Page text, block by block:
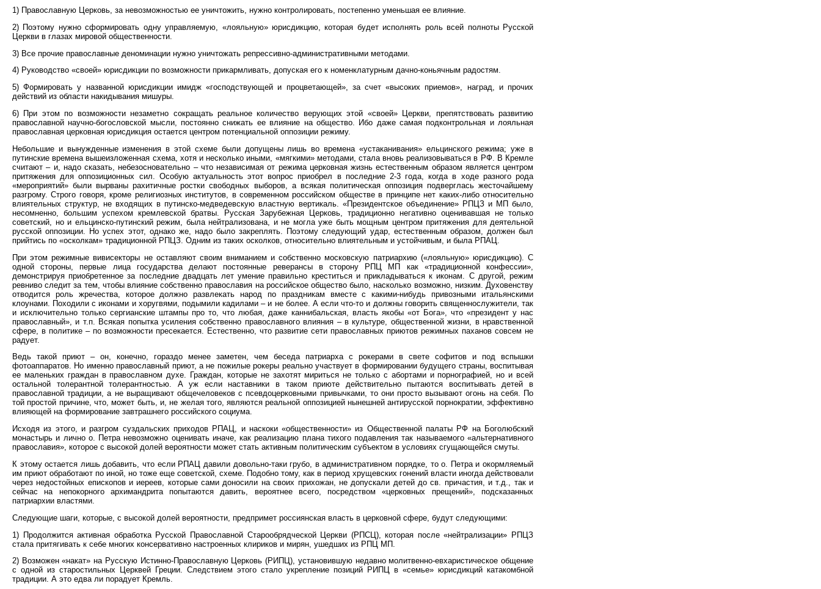
1) Православную Церковь, за невозможностью ее уничтожить, нужно контролировать, постепенно уменьшая ее влияние.
2) Поэтому нужно сформировать одну управляемую, «лояльную» юрисдикцию, которая будет исполнять роль всей полноты Русской
Церкви в глазах мировой общественности.
3) Все прочие православные деноминации нужно уничтожать репрессивно-административными методами.
4) Руководство «своей» юрисдикции по возможности прикармливать, допуская его к номенклатурным дачно-коньячным радостям.
5) Формировать у названной юрисдикции имидж «господствующей и процветающей», за счет «высоких приемов», наград, и прочих
действий из области накидывания мишуры.
6) При этом по возможности незаметно сокращать реальное количество верующих этой «своей» Церкви, препятствовать развитию
православной научно-богословской мысли, постоянно снижать ее влияние на общество. Ибо даже самая подконтрольная и лояльная
православная церковная юрисдикция остается центром потенциальной оппозиции режиму.
Небольшие и вынужденные изменения в этой схеме были допущены лишь во времена «устаканивания» ельцинского режима; уже в
путинские времена вышеизложенная схема, хотя и несколько иными, «мягкими» методами, стала вновь реализовываться в РФ. В Кремле
считают – и, надо сказать, небезосновательно – что независимая от режима церковная жизнь естественным образом является центром
притяжения для оппозиционных сил. Особую актуальность этот вопрос приобрел в последние 2-3 года, когда в ходе разного рода
«мероприятий» были вырваны рахитичные ростки свободных выборов, а всякая политическая оппозиция подверглась жесточайшему
разгрому. Строго говоря, кроме религиозных институтов, в современном российском обществе в принципе нет каких-либо относительно
влиятельных структур, не входящих в путинско-медведевскую властную вертикаль. «Президентское объединение» РПЦЗ и МП было,
несомненно, большим успехом кремлевской братвы. Русская Зарубежная Церковь, традиционно негативно оценивавшая не только
советский, но и ельцинско-путинский режим, была нейтрализована, и не могла уже быть мощным центром притяжения для деятельной
русской оппозиции. Но успех этот, однако же, надо было закреплять. Поэтому следующий удар, естественным образом, должен был
прийтись по «осколкам» традиционной РПЦЗ. Одним из таких осколков, относительно влиятельным и устойчивым, и была РПАЦ.
При этом режимные вивисекторы не оставляют своим вниманием и собственно московскую патриархию («лояльную» юрисдикцию). С
одной стороны, первые лица государства делают постоянные реверансы в сторону РПЦ МП как «традиционной конфессии»,
демонстрируя приобретенное за последние двадцать лет умение правильно креститься и прикладываться к иконам. С другой, режим
ревниво следит за тем, чтобы влияние собственно православия на российское общество было, насколько возможно, низким. Духовенству
отводится роль жречества, которое должно развлекать народ по праздникам вместе с какими-нибудь привозными итальянскими
клоунами. Походили с иконами и хоругвями, подымили кадилами – и не более. А если что-то и должны говорить священнослужители, так
и исключительно только сергианские штампы про то, что любая, даже каннибальская, власть якобы «от Бога», что «президент у нас
православный», и т.п. Всякая попытка усиления собственно православного влияния – в культуре, общественной жизни, в нравственной
сфере, в политике – по возможности пресекается. Естественно, что развитие сети православных приютов режимных паханов совсем не
радует.
Ведь такой приют – он, конечно, гораздо менее заметен, чем беседа патриарха с рокерами в свете софитов и под вспышки
фотоаппаратов. Но именно православный приют, а не пожилые рокеры реально участвует в формировании будущего страны, воспитывая
ее маленьких граждан в православном духе. Граждан, которые не захотят мириться не только с абортами и порнографией, но и всей
остальной толерантной толерантностью. А уж если наставники в таком приюте действительно пытаются воспитывать детей в
православной традиции, а не выращивают общечеловеков с псевдоцерковными привычками, то они просто вызывают огонь на себя. По
той простой причине, что, может быть, и, не желая того, являются реальной оппозицией нынешней антирусской порнократии, эффективно
влияющей на формирование завтрашнего российского социума.
Исходя из этого, и разгром суздальских приходов РПАЦ, и наскоки «общественности» из Общественной палаты РФ на Боголюбский
монастырь и лично о. Петра невозможно оценивать иначе, как реализацию плана тихого подавления так называемого «альтернативного
православия», которое с высокой долей вероятности может стать активным политическим субъектом в условиях сгущающейся смуты.
К этому остается лишь добавить, что если РПАЦ давили довольно-таки грубо, в административном порядке, то о. Петра и окормляемый
им приют обработают по иной, но тоже еще советской, схеме. Подобно тому, как в период хрущевских гонений власти иногда действовали
через недостойных епископов и иереев, которые сами доносили на своих прихожан, не допускали детей до св. причастия, и т.д., так и
сейчас на непокорного архимандрита попытаются давить, вероятнее всего, посредством «церковных прещений», подсказанных
патриархии властями.
Следующие шаги, которые, с высокой долей вероятности, предпримет россиянская власть в церковной сфере, будут следующими:
1) Продолжится активная обработка Русской Православной Старообрядческой Церкви (РПСЦ), которая после «нейтрализации» РПЦЗ
стала притягивать к себе многих консервативно настроенных клириков и мирян, ушедших из РПЦ МП.
2) Возможен «накат» на Русскую Истинно-Православную Церковь (РИПЦ), установившую недавно молитвенно-евхаристическое общение
с одной из старостильных Церквей Греции. Следствием этого стало укрепление позиций РИПЦ в «семье» юрисдикций катакомбной
традиции. А это едва ли порадует Кремль.